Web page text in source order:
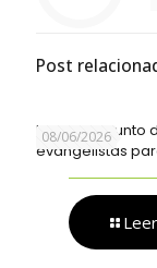
Post
08/06/2026
Un nuevo Punto
evangelistas